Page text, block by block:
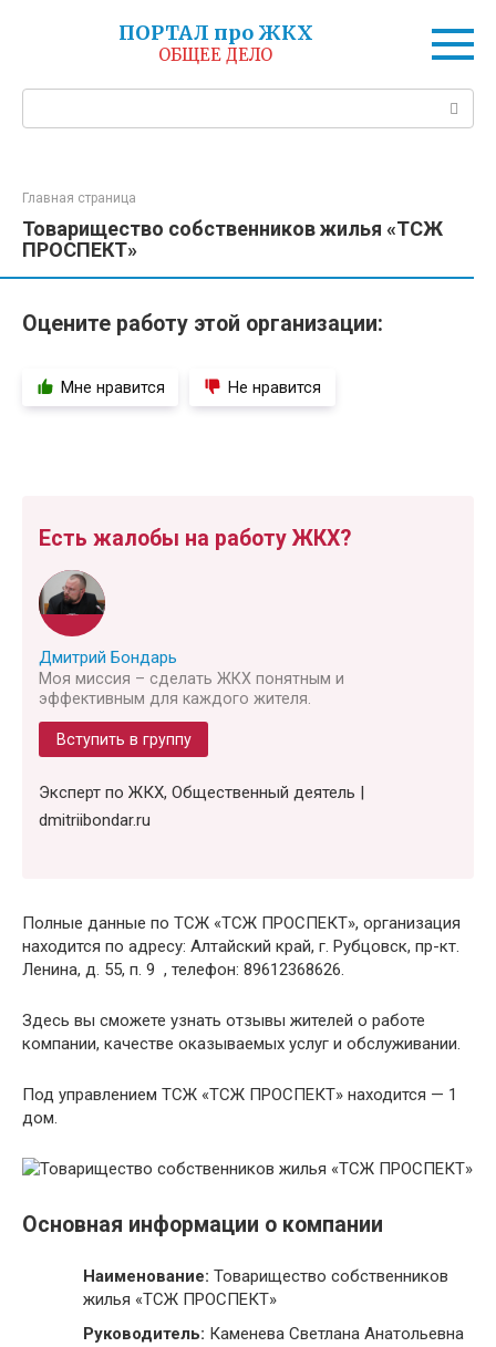
ПОРТАЛ про ЖКХ
ОБЩЕЕ ДЕЛО
Поиск:
Главная страница
Товарищество собственников жилья «ТСЖ
ПРОСПЕКТ»
Оцените работу этой организации:
Мне нравится Не нравится
Есть жалобы на работу ЖКХ?
Дмитрий Бондарь
Моя миссия – сделать ЖКХ понятным и
эффективным для каждого жителя.
Вступить в группу
Эксперт по ЖКХ, Общественный деятель |
dmitriibondar.ru
Полные данные по ТСЖ «ТСЖ ПРОСПЕКТ», организация
находится по адресу: Алтайский край, г. Рубцовск, пр-кт.
Ленина, д. 55, п. 9 , телефон: 89612368626.
Здесь вы сможете узнать отзывы жителей о работе
компании, качестве оказываемых услуг и обслуживании.
Под управлением ТСЖ «ТСЖ ПРОСПЕКТ» находится — 1
дом.
Основная информации о компании
Наименование: Товарищество собственников
жилья «ТСЖ ПРОСПЕКТ»
Руководитель: Каменева Светлана Анатольевна